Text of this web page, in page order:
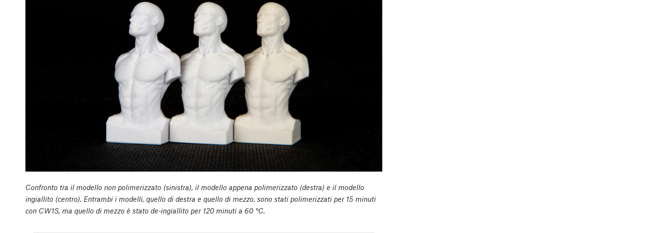
Confronto tra il modello non polimerizzato (sinistra), il modello appena polimerizzato (destra) e il modello
ingiallito (centro). Entrambi i modelli, quello di destra e quello di mezzo, sono stati polimerizzati per 15 minuti
con CW1S, ma quello di mezzo è stato de-ingiallito per 120 minuti a 60 °C.